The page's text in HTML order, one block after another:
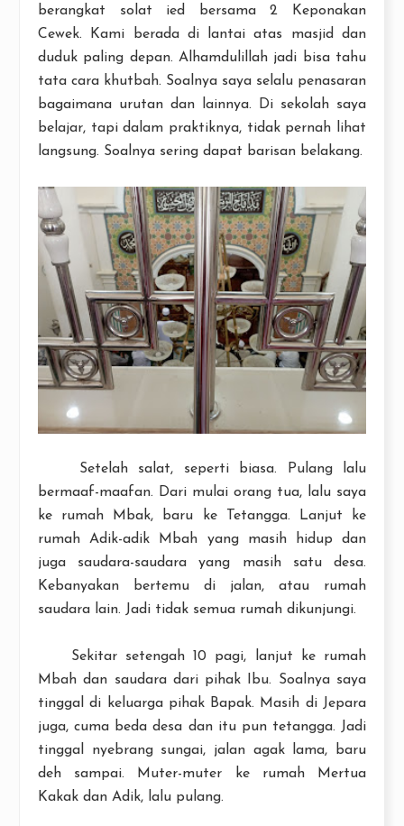
berangkat solat ied bersama 2 Keponakan
Cewek. Kami berada di lantai atas masjid dan
duduk paling depan. Alhamdulillah jadi bisa tahu
tata cara khutbah. Soalnya saya selalu penasaran
bagaimana urutan dan lainnya. Di sekolah saya
belajar, tapi dalam praktiknya, tidak pernah lihat
langsung. Soalnya sering dapat barisan belakang.
Setelah salat, seperti biasa. Pulang lalu
bermaaf-maafan. Dari mulai orang tua, lalu saya
ke rumah Mbak, baru ke Tetangga. Lanjut ke
rumah Adik-adik Mbah yang masih hidup dan
juga saudara-saudara yang masih satu desa.
Kebanyakan bertemu di jalan, atau rumah
saudara lain. Jadi tidak semua rumah dikunjungi.
Sekitar setengah 10 pagi, lanjut ke rumah
Mbah dan saudara dari pihak Ibu. Soalnya saya
tinggal di keluarga pihak Bapak. Masih di Jepara
juga, cuma beda desa dan itu pun tetangga. Jadi
tinggal nyebrang sungai, jalan agak lama, baru
deh sampai. Muter-muter ke rumah Mertua
Kakak dan Adik, lalu pulang.